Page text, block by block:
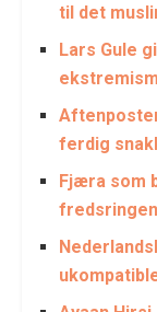
til det
Lars Gule
ferdig
Fjæra som